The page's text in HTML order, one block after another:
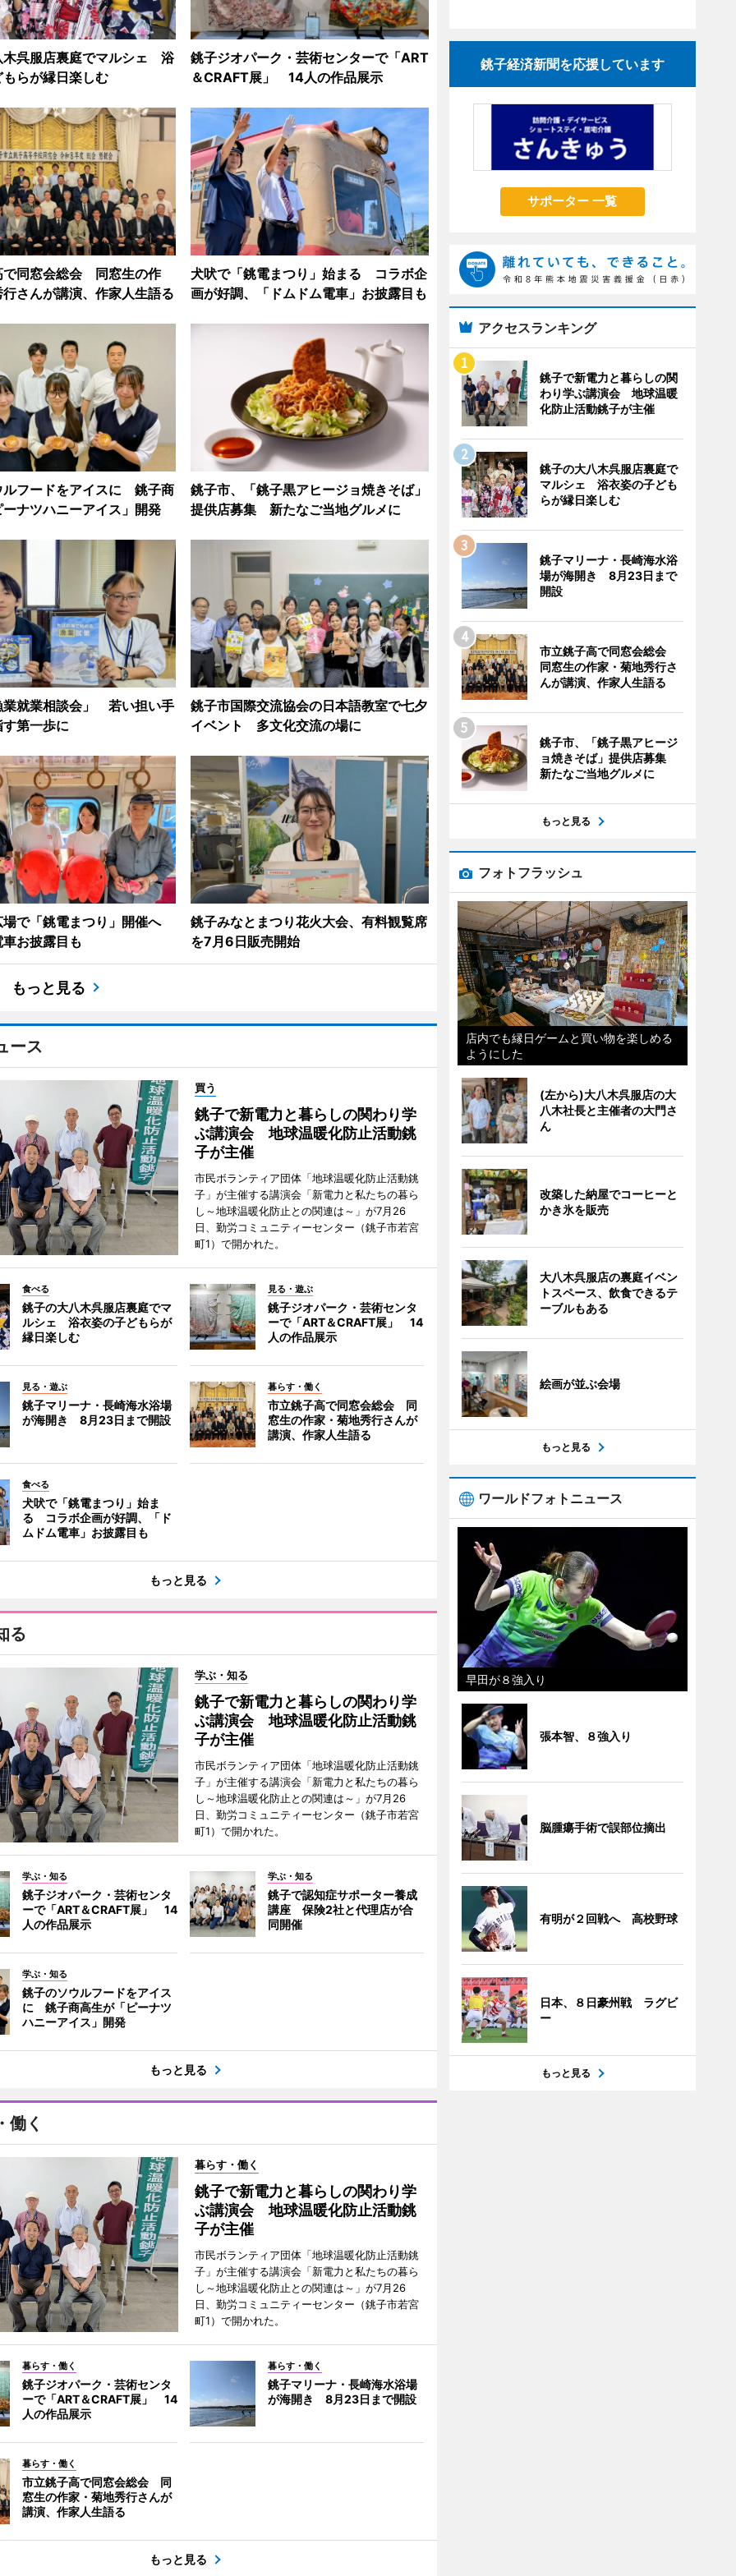
木呉服店裏庭でマルシェ 浴
らが縁日楽しむ
銚子ジオパーク・芸術センターで「ART
＆CRAFT展」 14人の作品展示
で同窓会総会 同窓生の作
さんが講演、作家人生語る
犬吠で「銚電まつり」始まる コラボ企
画が好調、「ドムドム電車」お披露目も
ルフードをアイスに 銚子商
ナツハニーアイス」開発
銚子市、「銚子黒アヒージョ焼きそば」
提供店募集 新たなご当地グルメに
業就業相談会」 若い担い手
第一歩に
銚子市国際交流協会の日本語教室で七夕
イベント 多文化交流の場に
場で「銚電まつり」開催へ
お披露目も
銚子みなとまつり花火大会、有料観覧席
を7月6日販売開始
もっと見る
ース
買う
銚子で新電力と暮らしの関わり学
ぶ講演会 地球温暖化防止活動銚
子が主催
市民ボランティア団体「地球温暖化防止活動銚
子」が主催する講演会「新電力と私たちの暮ら
し～地球温暖化防止との関連は～」が7月26
日、勤労コミュニティーセンター（銚子市若宮
町1）で開かれた。
食べる
銚子の大八木呉服店裏庭でマ
ルシェ 浴衣姿の子どもらが
縁日楽しむ
見る・遊ぶ
銚子ジオパーク・芸術センタ
ーで「ART＆CRAFT展」 14
人の作品展示
見る・遊ぶ
銚子マリーナ・長崎海水浴場
が海開き 8月23日まで開設
暮らす・働く
市立銚子高で同窓会総会 同
窓生の作家・菊地秀行さんが
講演、作家人生語る
食べる
犬吠で「銚電まつり」始ま
る コラボ企画が好調、「ド
ムドム電車」お披露目も
もっと見る
る
学ぶ・知る
銚子で新電力と暮らしの関わり学
ぶ講演会 地球温暖化防止活動銚
子が主催
市民ボランティア団体「地球温暖化防止活動銚
子」が主催する講演会「新電力と私たちの暮ら
し～地球温暖化防止との関連は～」が7月26
日、勤労コミュニティーセンター（銚子市若宮
町1）で開かれた。
学ぶ・知る
銚子ジオパーク・芸術センタ
ーで「ART＆CRAFT展」 14
人の作品展示
学ぶ・知る
銚子で認知症サポーター養成
講座 保険2社と代理店が合
同開催
学ぶ・知る
銚子のソウルフードをアイス
に 銚子商高生が「ピーナツ
ハニーアイス」開発
もっと見る
働く
暮らす・働く
銚子で新電力と暮らしの関わり学
ぶ講演会 地球温暖化防止活動銚
子が主催
市民ボランティア団体「地球温暖化防止活動銚
子」が主催する講演会「新電力と私たちの暮ら
し～地球温暖化防止との関連は～」が7月26
日、勤労コミュニティーセンター（銚子市若宮
町1）で開かれた。
暮らす・働く
銚子ジオパーク・芸術センタ
ーで「ART＆CRAFT展」 14
人の作品展示
暮らす・働く
銚子マリーナ・長崎海水浴場
が海開き 8月23日まで開設
暮らす・働く
市立銚子高で同窓会総会 同
窓生の作家・菊地秀行さんが
講演、作家人生語る
もっと見る
銚子経済新聞を応援しています
サポーター 一覧
アクセスランキング
銚子で新電力と暮らしの関
わり学ぶ講演会 地球温暖
化防止活動銚子が主催
銚子の大八木呉服店裏庭で
マルシェ 浴衣姿の子ども
らが縁日楽しむ
銚子マリーナ・長崎海水浴
場が海開き 8月23日まで
開設
市立銚子高で同窓会総会
同窓生の作家・菊地秀行さ
んが講演、作家人生語る
銚子市、「銚子黒アヒージ
ョ焼きそば」提供店募集
新たなご当地グルメに
もっと見る
フォトフラッシュ
店内でも縁日ゲームと買い物を楽しめる
ようにした
(左から)大八木呉服店の大
八木社長と主催者の大門さ
ん
改築した納屋でコーヒーと
かき氷を販売
大八木呉服店の裏庭イベン
トスペース、飲食できるテ
ーブルもある
絵画が並ぶ会場
もっと見る
ワールドフォトニュース
早田が８強入り
張本智、８強入り
脳腫瘍手術で誤部位摘出
有明が２回戦へ 高校野球
日本、８日豪州戦 ラグビ
ー
もっと見る